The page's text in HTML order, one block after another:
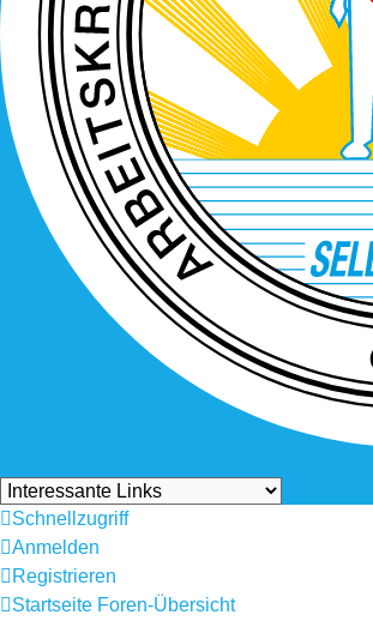
Schnellzugriff
Anmelden
Registrieren
Startseite Foren-Übersicht